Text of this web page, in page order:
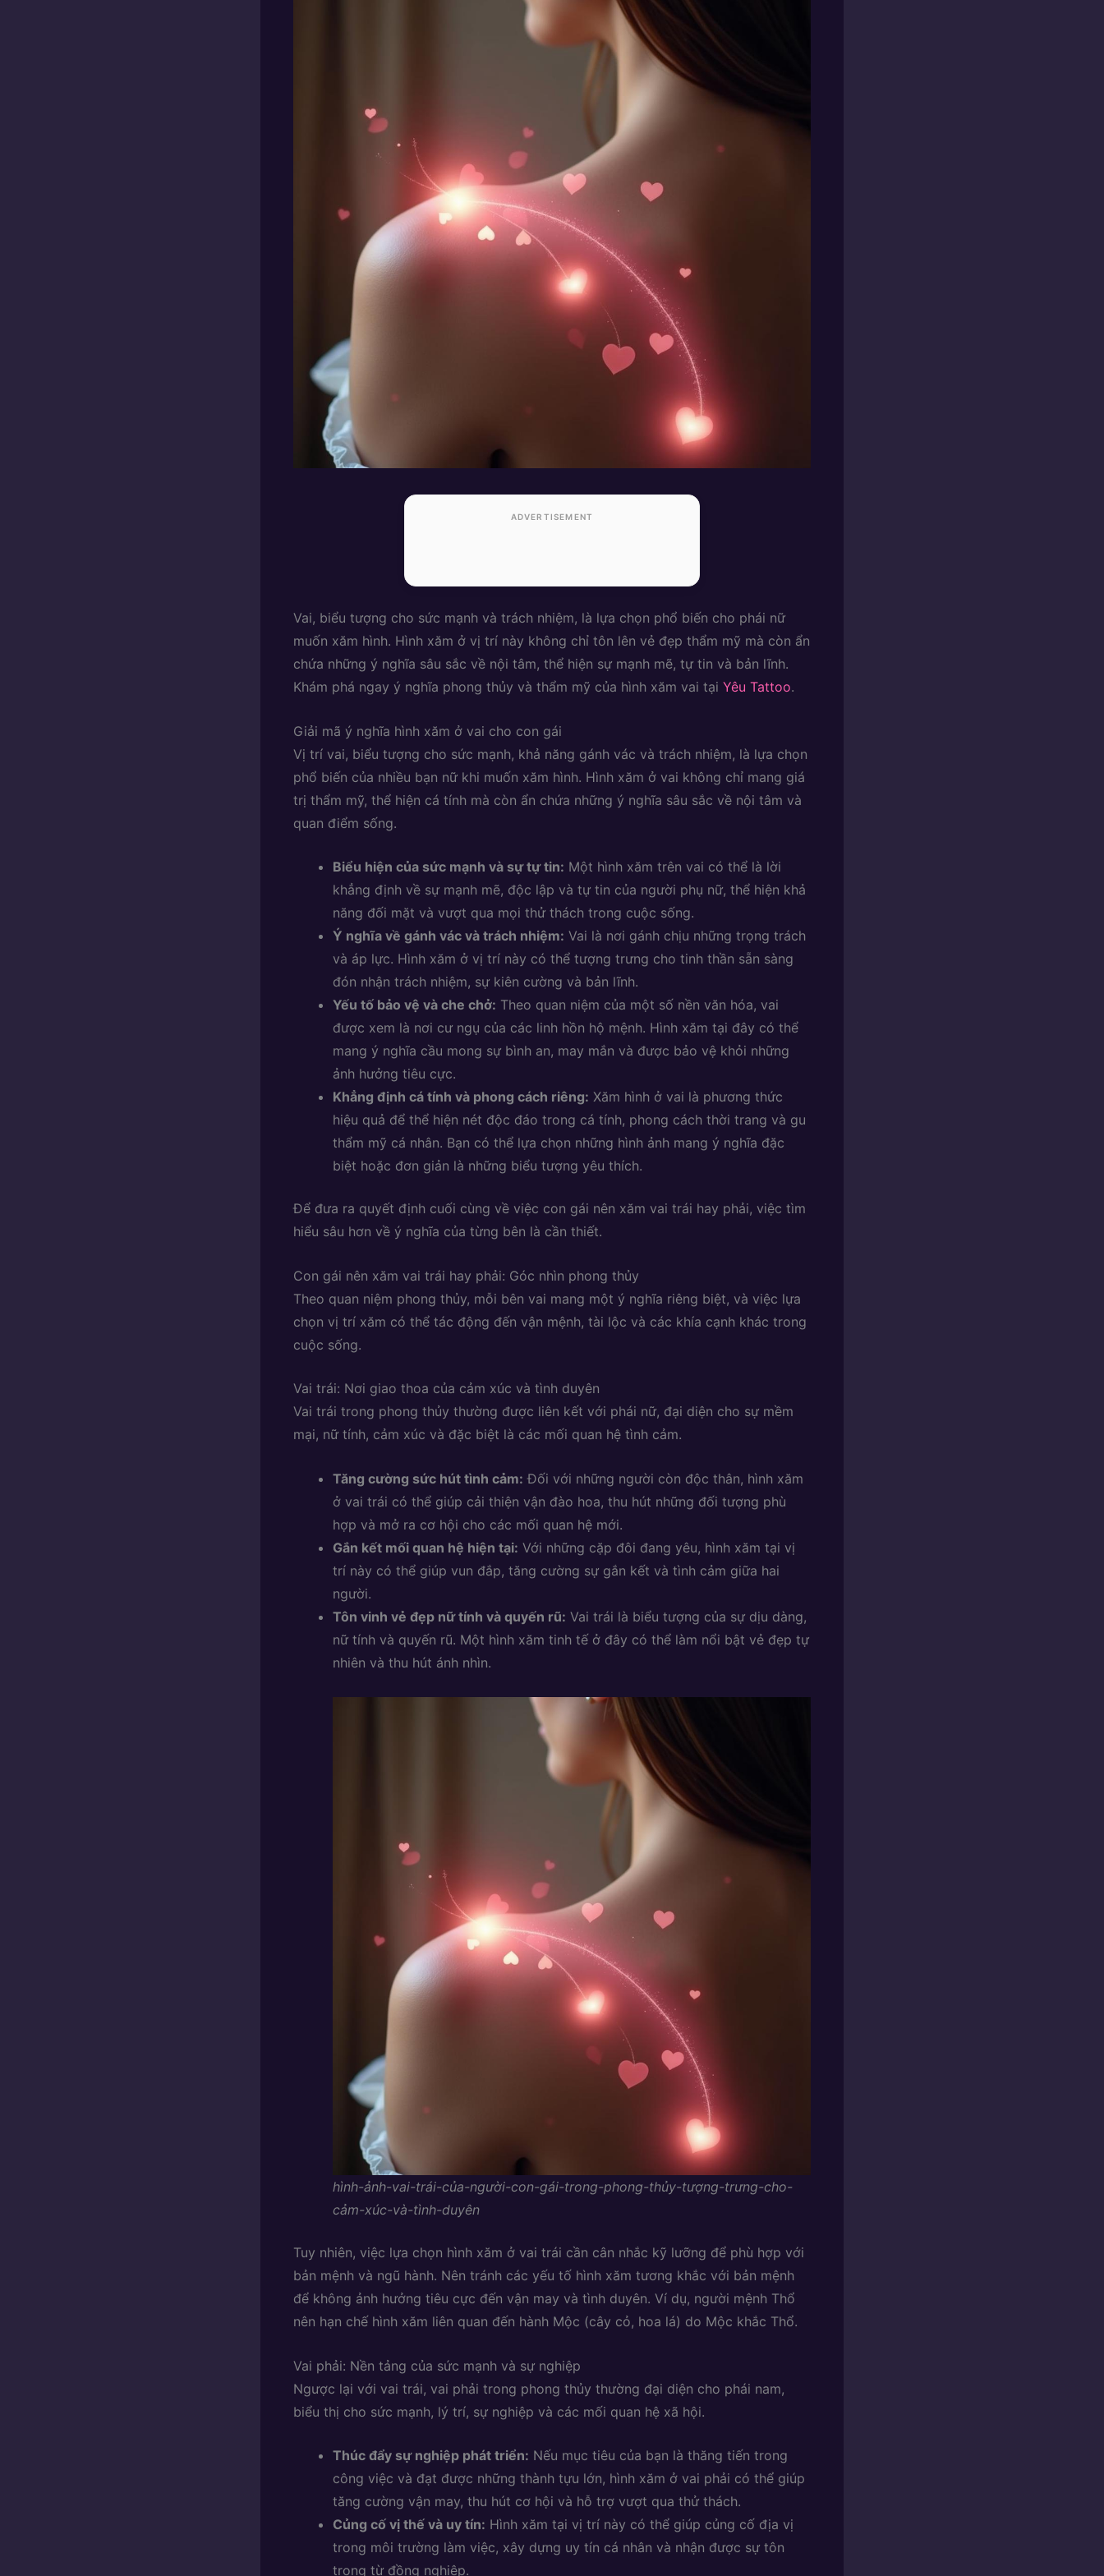
ADVERTISEMENT
Vai, biểu tượng cho sức mạnh và trách nhiệm, là lựa chọn phổ biến cho phái nữ
muốn xăm hình. Hình xăm ở vị trí này không chỉ tôn lên vẻ đẹp thẩm mỹ mà còn ẩn
chứa những ý nghĩa sâu sắc về nội tâm, thể hiện sự mạnh mẽ, tự tin và bản lĩnh.
Khám phá ngay ý nghĩa phong thủy và thẩm mỹ của hình xăm vai tại Yêu Tattoo.
Giải mã ý nghĩa hình xăm ở vai cho con gái
Vị trí vai, biểu tượng cho sức mạnh, khả năng gánh vác và trách nhiệm, là lựa chọn
phổ biến của nhiều bạn nữ khi muốn xăm hình. Hình xăm ở vai không chỉ mang giá
trị thẩm mỹ, thể hiện cá tính mà còn ẩn chứa những ý nghĩa sâu sắc về nội tâm và
quan điểm sống.
Biểu hiện của sức mạnh và sự tự tin: Một hình xăm trên vai có thể là lời
khẳng định về sự mạnh mẽ, độc lập và tự tin của người phụ nữ, thể hiện khả
năng đối mặt và vượt qua mọi thử thách trong cuộc sống.
Ý nghĩa về gánh vác và trách nhiệm: Vai là nơi gánh chịu những trọng trách
và áp lực. Hình xăm ở vị trí này có thể tượng trưng cho tinh thần sẵn sàng
đón nhận trách nhiệm, sự kiên cường và bản lĩnh.
Yếu tố bảo vệ và che chở: Theo quan niệm của một số nền văn hóa, vai
được xem là nơi cư ngụ của các linh hồn hộ mệnh. Hình xăm tại đây có thể
mang ý nghĩa cầu mong sự bình an, may mắn và được bảo vệ khỏi những
ảnh hưởng tiêu cực.
Khẳng định cá tính và phong cách riêng: Xăm hình ở vai là phương thức
hiệu quả để thể hiện nét độc đáo trong cá tính, phong cách thời trang và gu
thẩm mỹ cá nhân. Bạn có thể lựa chọn những hình ảnh mang ý nghĩa đặc
biệt hoặc đơn giản là những biểu tượng yêu thích.
Để đưa ra quyết định cuối cùng về việc con gái nên xăm vai trái hay phải, việc tìm
hiểu sâu hơn về ý nghĩa của từng bên là cần thiết.
Con gái nên xăm vai trái hay phải: Góc nhìn phong thủy
Theo quan niệm phong thủy, mỗi bên vai mang một ý nghĩa riêng biệt, và việc lựa
chọn vị trí xăm có thể tác động đến vận mệnh, tài lộc và các khía cạnh khác trong
cuộc sống.
Vai trái: Nơi giao thoa của cảm xúc và tình duyên
Vai trái trong phong thủy thường được liên kết với phái nữ, đại diện cho sự mềm
mại, nữ tính, cảm xúc và đặc biệt là các mối quan hệ tình cảm.
Tăng cường sức hút tình cảm: Đối với những người còn độc thân, hình xăm
ở vai trái có thể giúp cải thiện vận đào hoa, thu hút những đối tượng phù
hợp và mở ra cơ hội cho các mối quan hệ mới.
Gắn kết mối quan hệ hiện tại: Với những cặp đôi đang yêu, hình xăm tại vị
trí này có thể giúp vun đắp, tăng cường sự gắn kết và tình cảm giữa hai
người.
Tôn vinh vẻ đẹp nữ tính và quyến rũ: Vai trái là biểu tượng của sự dịu dàng,
nữ tính và quyến rũ. Một hình xăm tinh tế ở đây có thể làm nổi bật vẻ đẹp tự
nhiên và thu hút ánh nhìn.
hình-ảnh-vai-trái-của-người-con-gái-trong-phong-thủy-tượng-trưng-cho-
cảm-xúc-và-tình-duyên
Tuy nhiên, việc lựa chọn hình xăm ở vai trái cần cân nhắc kỹ lưỡng để phù hợp với
bản mệnh và ngũ hành. Nên tránh các yếu tố hình xăm tương khắc với bản mệnh
để không ảnh hưởng tiêu cực đến vận may và tình duyên. Ví dụ, người mệnh Thổ
nên hạn chế hình xăm liên quan đến hành Mộc (cây cỏ, hoa lá) do Mộc khắc Thổ.
Vai phải: Nền tảng của sức mạnh và sự nghiệp
Ngược lại với vai trái, vai phải trong phong thủy thường đại diện cho phái nam,
biểu thị cho sức mạnh, lý trí, sự nghiệp và các mối quan hệ xã hội.
Thúc đẩy sự nghiệp phát triển: Nếu mục tiêu của bạn là thăng tiến trong
công việc và đạt được những thành tựu lớn, hình xăm ở vai phải có thể giúp
tăng cường vận may, thu hút cơ hội và hỗ trợ vượt qua thử thách.
Củng cố vị thế và uy tín: Hình xăm tại vị trí này có thể giúp củng cố địa vị
trong môi trường làm việc, xây dựng uy tín cá nhân và nhận được sự tôn
trọng từ đồng nghiệp.